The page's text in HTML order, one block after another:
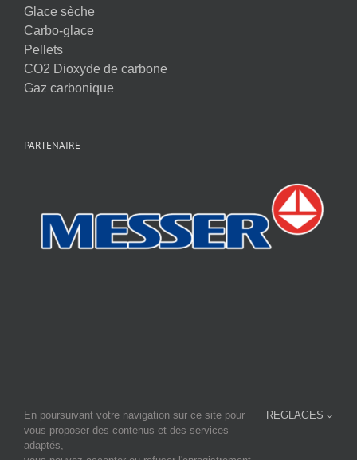
Glace sèche
Carbo-glace
Pellets
CO2 Dioxyde de carbone
Gaz carbonique
PARTENAIRE
En savoir plus sur notre site principal: www.fourage-cti.fr
et consulter notre site sur la micro-brasseriewww.micro-brasserie.fr
FOURAGE-CTI - Tournebride - BP37 - F-44690 LA HAYE FOUASSIÈRE
En poursuivant votre navigation sur ce site pour
vous proposer des contenus et des services
adaptés,
REGLAGES